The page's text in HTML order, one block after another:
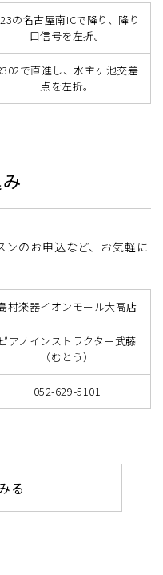
の名古屋南ICで降り、降り
口信号を左折。
で直進し、水主ヶ池交差
点を左折。
のお申込など、お気軽に
村楽器イオンモール大高店
ピアノインストラクター武藤
（むとう）
052-629-5101
る